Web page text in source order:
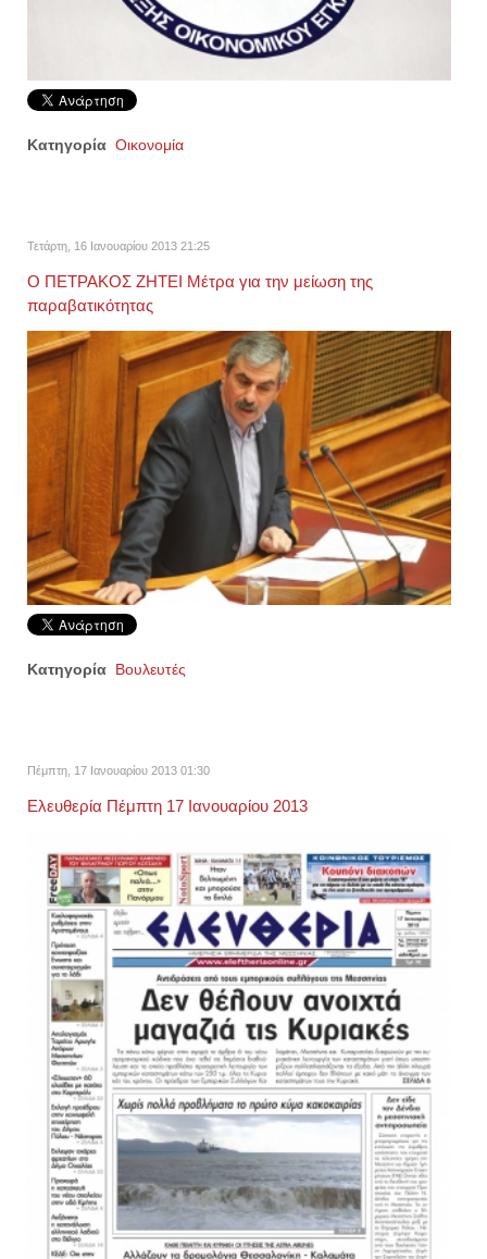
Κατηγορία Οικονομία
Τετάρτη, 16 Ιανουαρίου 2013 21:25
Ο ΠΕΤΡΑΚΟΣ ΖΗΤΕΙ Μέτρα για την μείωση της
παραβατικότητας
Κατηγορία Βουλευτές
Πέμπτη, 17 Ιανουαρίου 2013 01:30
Ελευθερία Πέμπτη 17 Ιανουαρίου 2013